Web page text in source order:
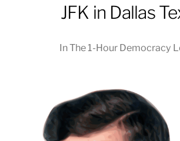
DECISIONJFK in Dallas
InThe 1-Hour Democracy